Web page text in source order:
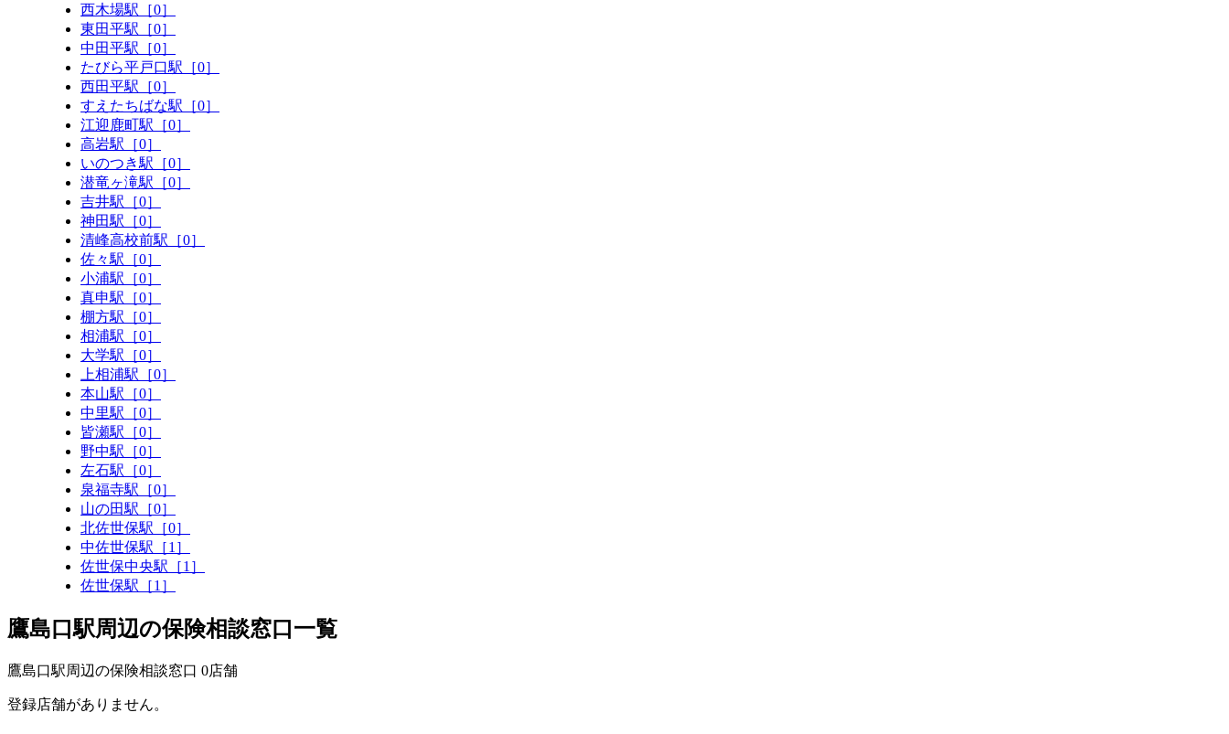
西木場駅［0］
東田平駅［0］
中田平駅［0］
たびら平戸口駅［0］
西田平駅［0］
すえたちばな駅［0］
江迎鹿町駅［0］
高岩駅［0］
いのつき駅［0］
潜竜ヶ滝駅［0］
吉井駅［0］
神田駅［0］
清峰高校前駅［0］
佐々駅［0］
小浦駅［0］
真申駅［0］
棚方駅［0］
相浦駅［0］
大学駅［0］
上相浦駅［0］
本山駅［0］
中里駅［0］
皆瀬駅［0］
野中駅［0］
左石駅［0］
泉福寺駅［0］
山の田駅［0］
北佐世保駅［0］
中佐世保駅［1］
佐世保中央駅［1］
佐世保駅［1］
鷹島口駅周辺の保険相談窓口一覧
鷹島口駅周辺の保険相談窓口 0店舗
登録店舗がありません。